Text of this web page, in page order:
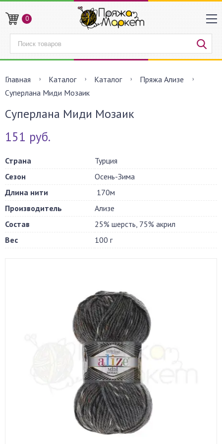
0
Главная Каталог Каталог
Пряжа Ализе
Суперлана Миди Мозаик
Суперлана Миди Мозаик
151 руб.
Страна
Турция
Сезон
Осень-Зима
Длина нити
170м
Производитель
Ализе
Состав
25% шерсть, 75% акрил
Вес
100 г